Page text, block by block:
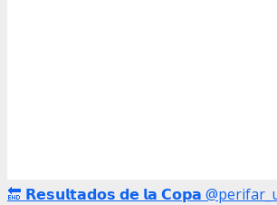
🔚 𝗥𝗲𝘀𝘂𝗹𝘁𝗮𝗱𝗼𝘀 𝗱𝗲 𝗹𝗮 𝗖𝗼𝗽𝗮